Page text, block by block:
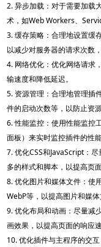
2. 异步加载：对于需要加载
术，如Web Workers、
3. 缓存策略：合理地设置缓
以减少对服务器的请求次数
4. 网络优化：优化网络请求
输速度和降低延迟。
5. 资源管理：合理地管理插
件的启动次数等，以防止资
6. 性能监控：使用性能监控
面板）来实时监控插件的性
7. 优化CSS和JavaScript：
多的样式和脚本，以提高页
8. 优化图片和媒体文件：使
WebP等，以提高图片和媒体
9. 优化布局和动画：尽量减
画效果，以提高页面的响应速
10. 优化插件与主程序的交